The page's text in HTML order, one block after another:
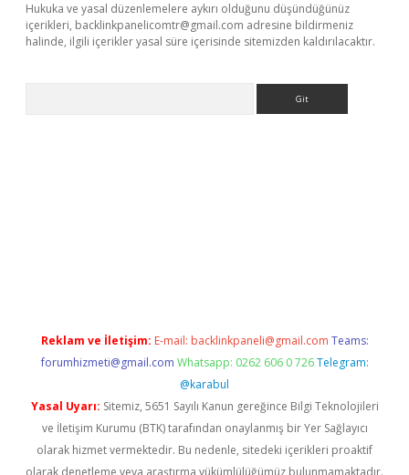
Hukuka ve yasal düzenlemelere aykırı olduğunu düşündüğünüz
içerikleri, backlinkpanelicomtr@gmail.com adresine bildirmeniz
halinde, ilgili içerikler yasal süre içerisinde sitemizden kaldırılacaktır.
Reklam ve İletişim: E-mail: backlinkpaneli@gmail.com Teams:
forumhizmeti@gmail.com Whatsapp: 0262 606 0 726 Telegram:
@karabul
Yasal Uyarı: Sitemiz, 5651 Sayılı Kanun gereğince Bilgi Teknolojileri
ve İletişim Kurumu (BTK) tarafından onaylanmış bir Yer Sağlayıcı
olarak hizmet vermektedir. Bu nedenle, sitedeki içerikleri proaktif
olarak denetleme veya araştırma yükümlülüğümüz bulunmamaktadır.